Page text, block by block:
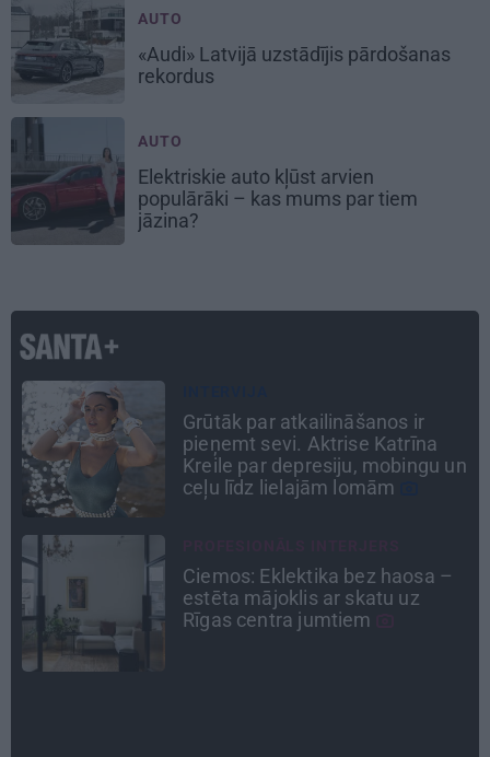
AUTO
«Audi» Latvijā uzstādījis pārdošanas
rekordus
AUTO
Elektriskie auto kļūst arvien
populārāki – kas mums par tiem
jāzina?
«Cilvēki mēdz sāpināt, bet suns
mīl, neskatoties ne uz ko.»
Nikolaja Puzikova un sievas
Gitas mīlules – Faira un Late
Es gribu spēlēties tālāk! Sonora
Vaice atklāti par krīzēm, bērniem
un jauno profesiju